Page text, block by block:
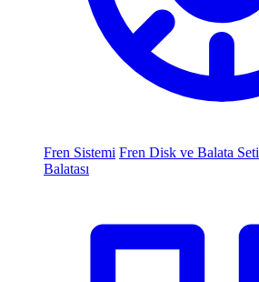
Fren Sistemi Fren Disk ve Balata Seti
Balatası